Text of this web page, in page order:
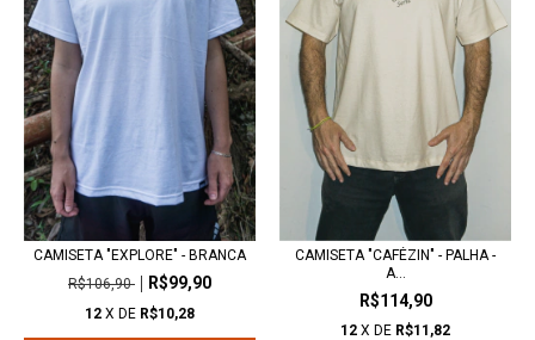
CAMISETA "EXPLORE" - BRANCA
R$106,90
R$99,90
12 X DE R$10,28
CAMISETA "CAFÉZIN" - PALHA -
A...
R$114,90
12 X DE R$11,82